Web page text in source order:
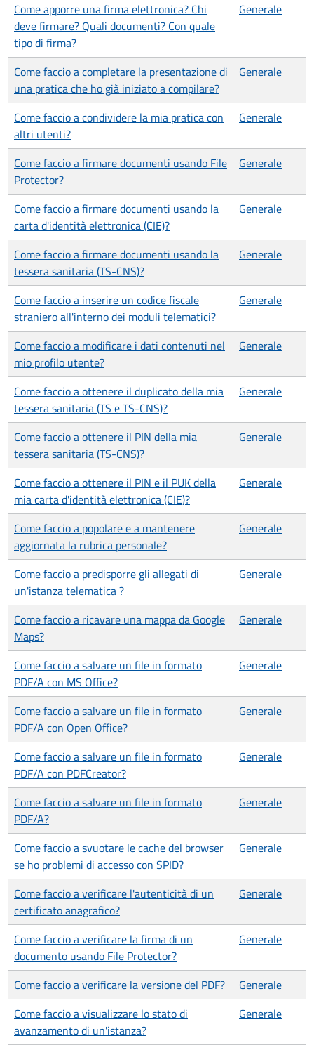
Come apporre una firma elettronica? Chi
deve firmare? Quali documenti? Con quale
tipo di firma?
Generale
Come faccio a completare la presentazione di
una pratica che ho già iniziato a compilare?
Generale
Come faccio a condividere la mia pratica con
altri utenti?
Generale
Come faccio a firmare documenti usando File
Protector?
Generale
Come faccio a firmare documenti usando la
carta d'identità elettronica (CIE)?
Generale
Come faccio a firmare documenti usando la
tessera sanitaria (TS-CNS)?
Generale
Come faccio a inserire un codice fiscale
straniero all'interno dei moduli telematici?
Generale
Come faccio a modificare i dati contenuti nel
mio profilo utente?
Generale
Come faccio a ottenere il duplicato della mia
tessera sanitaria (TS e TS-CNS)?
Generale
Come faccio a ottenere il PIN della mia
tessera sanitaria (TS-CNS)?
Generale
Come faccio a ottenere il PIN e il PUK della
mia carta d'identità elettronica (CIE)?
Generale
Come faccio a popolare e a mantenere
aggiornata la rubrica personale?
Generale
Come faccio a predisporre gli allegati di
un'istanza telematica ?
Generale
Come faccio a ricavare una mappa da Google
Maps?
Generale
Come faccio a salvare un file in formato
PDF/A con MS Office?
Generale
Come faccio a salvare un file in formato
PDF/A con Open Office?
Generale
Come faccio a salvare un file in formato
PDF/A con PDFCreator?
Generale
Come faccio a salvare un file in formato
PDF/A?
Generale
Come faccio a svuotare le cache del browser
se ho problemi di accesso con SPID?
Generale
Come faccio a verificare l'autenticità di un
certificato anagrafico?
Generale
Come faccio a verificare la firma di un
documento usando File Protector?
Generale
Come faccio a verificare la versione del PDF?
Generale
Come faccio a visualizzare lo stato di
avanzamento di un'istanza?
Generale